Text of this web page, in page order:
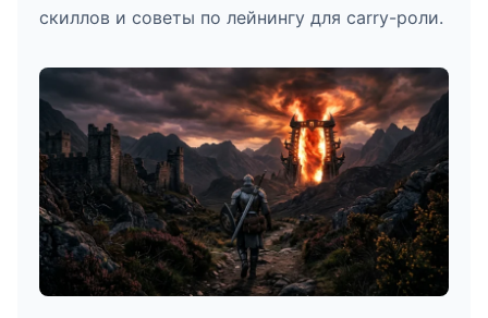
скиллов и советы по лейнингу для carry-роли.